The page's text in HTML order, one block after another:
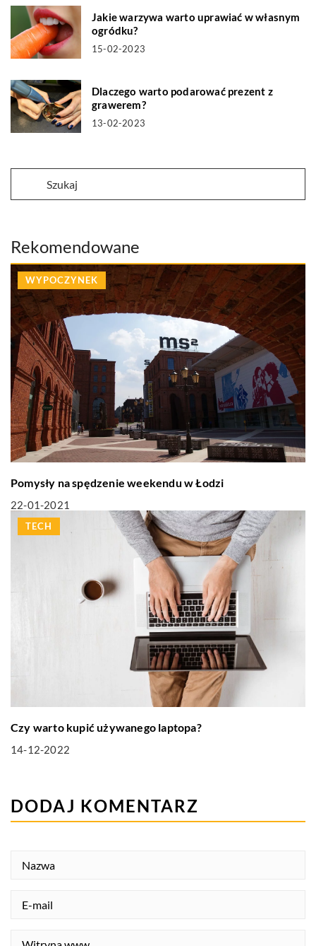
Jakie warzywa warto uprawiać w własnym
ogródku?
15-02-2023
Dlaczego warto podarować prezent z
grawerem?
13-02-2023
Rekomendowane
WYPOCZYNEK
Pomysły na spędzenie weekendu w Łodzi
22-01-2021
TECH
Czy warto kupić używanego laptopa?
14-12-2022
DODAJ KOMENTARZ